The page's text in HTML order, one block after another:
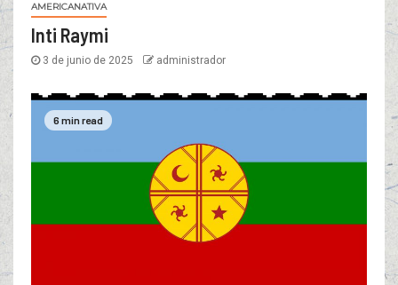
AMERICANATIVA
Inti Raymi
3 de junio de 2025 administrador
6 min read